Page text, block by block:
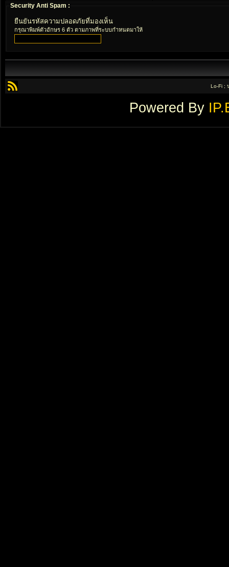
Security Anti Spam :
ยืนยันรหัสความปลอดภัยที่มองเห็น
กรุณาพิมพ์ตัวอักษร 6 ตัว ตามภาพที่ระบบกำหนดมาให้
Lo-Fi ;
Powered By